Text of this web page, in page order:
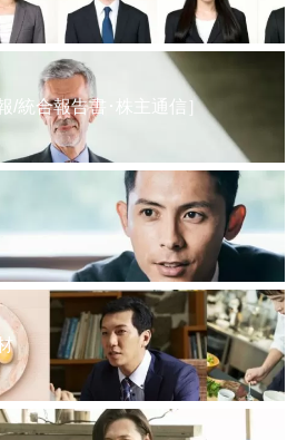
/統合報告書･株主通信］